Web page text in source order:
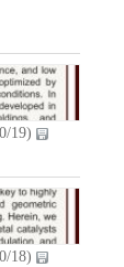
19)
18)